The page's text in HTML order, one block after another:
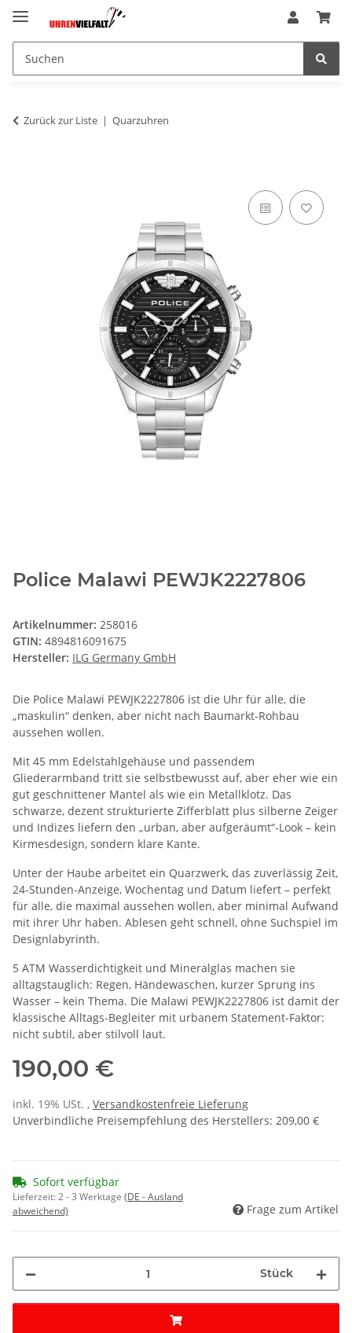
Zurück zur Liste Quarzuhren
Police Malawi PEWJK2227806
Artikelnummer: 258016
GTIN: 4894816091675
Hersteller: ILG Germany GmbH
Die Police Malawi PEWJK2227806 ist die Uhr für alle, die
„maskulin“ denken, aber nicht nach Baumarkt-Rohbau
aussehen wollen.
Mit 45 mm Edelstahlgehäuse und passendem
Gliederarmband tritt sie selbstbewusst auf, aber eher wie ein
gut geschnittener Mantel als wie ein Metallklotz. Das
schwarze, dezent strukturierte Zifferblatt plus silberne Zeiger
und Indizes liefern den „urban, aber aufgeräumt“-Look – kein
Kirmesdesign, sondern klare Kante.
Unter der Haube arbeitet ein Quarzwerk, das zuverlässig Zeit,
24-Stunden-Anzeige, Wochentag und Datum liefert – perfekt
für alle, die maximal aussehen wollen, aber minimal Aufwand
mit ihrer Uhr haben. Ablesen geht schnell, ohne Suchspiel im
Designlabyrinth.
5 ATM Wasserdichtigkeit und Mineralglas machen sie
alltagstauglich: Regen, Händewaschen, kurzer Sprung ins
Wasser – kein Thema. Die Malawi PEWJK2227806 ist damit der
klassische Alltags-Begleiter mit urbanem Statement-Faktor:
nicht subtil, aber stilvoll laut.
190,00 €
inkl. 19% USt. , Versandkostenfreie Lieferung
Unverbindliche Preisempfehlung des Herstellers: 209,00 €
Sofort verfügbar
Lieferzeit:2 - 3 Werktage (DE - Ausland
abweichend)
Frage zum Artikel
Stück